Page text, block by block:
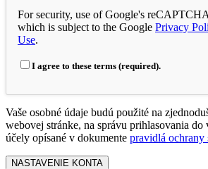
For security, use of Google's
which is subject to the Google Privacy
Use.
I agree to these terms (required).
Vaše osobné údaje budú použité na
webovej stránke, na správu prihlasovania do
účely opísané v dokumente pravidlá ochrany
NASTAVENIE KONTA